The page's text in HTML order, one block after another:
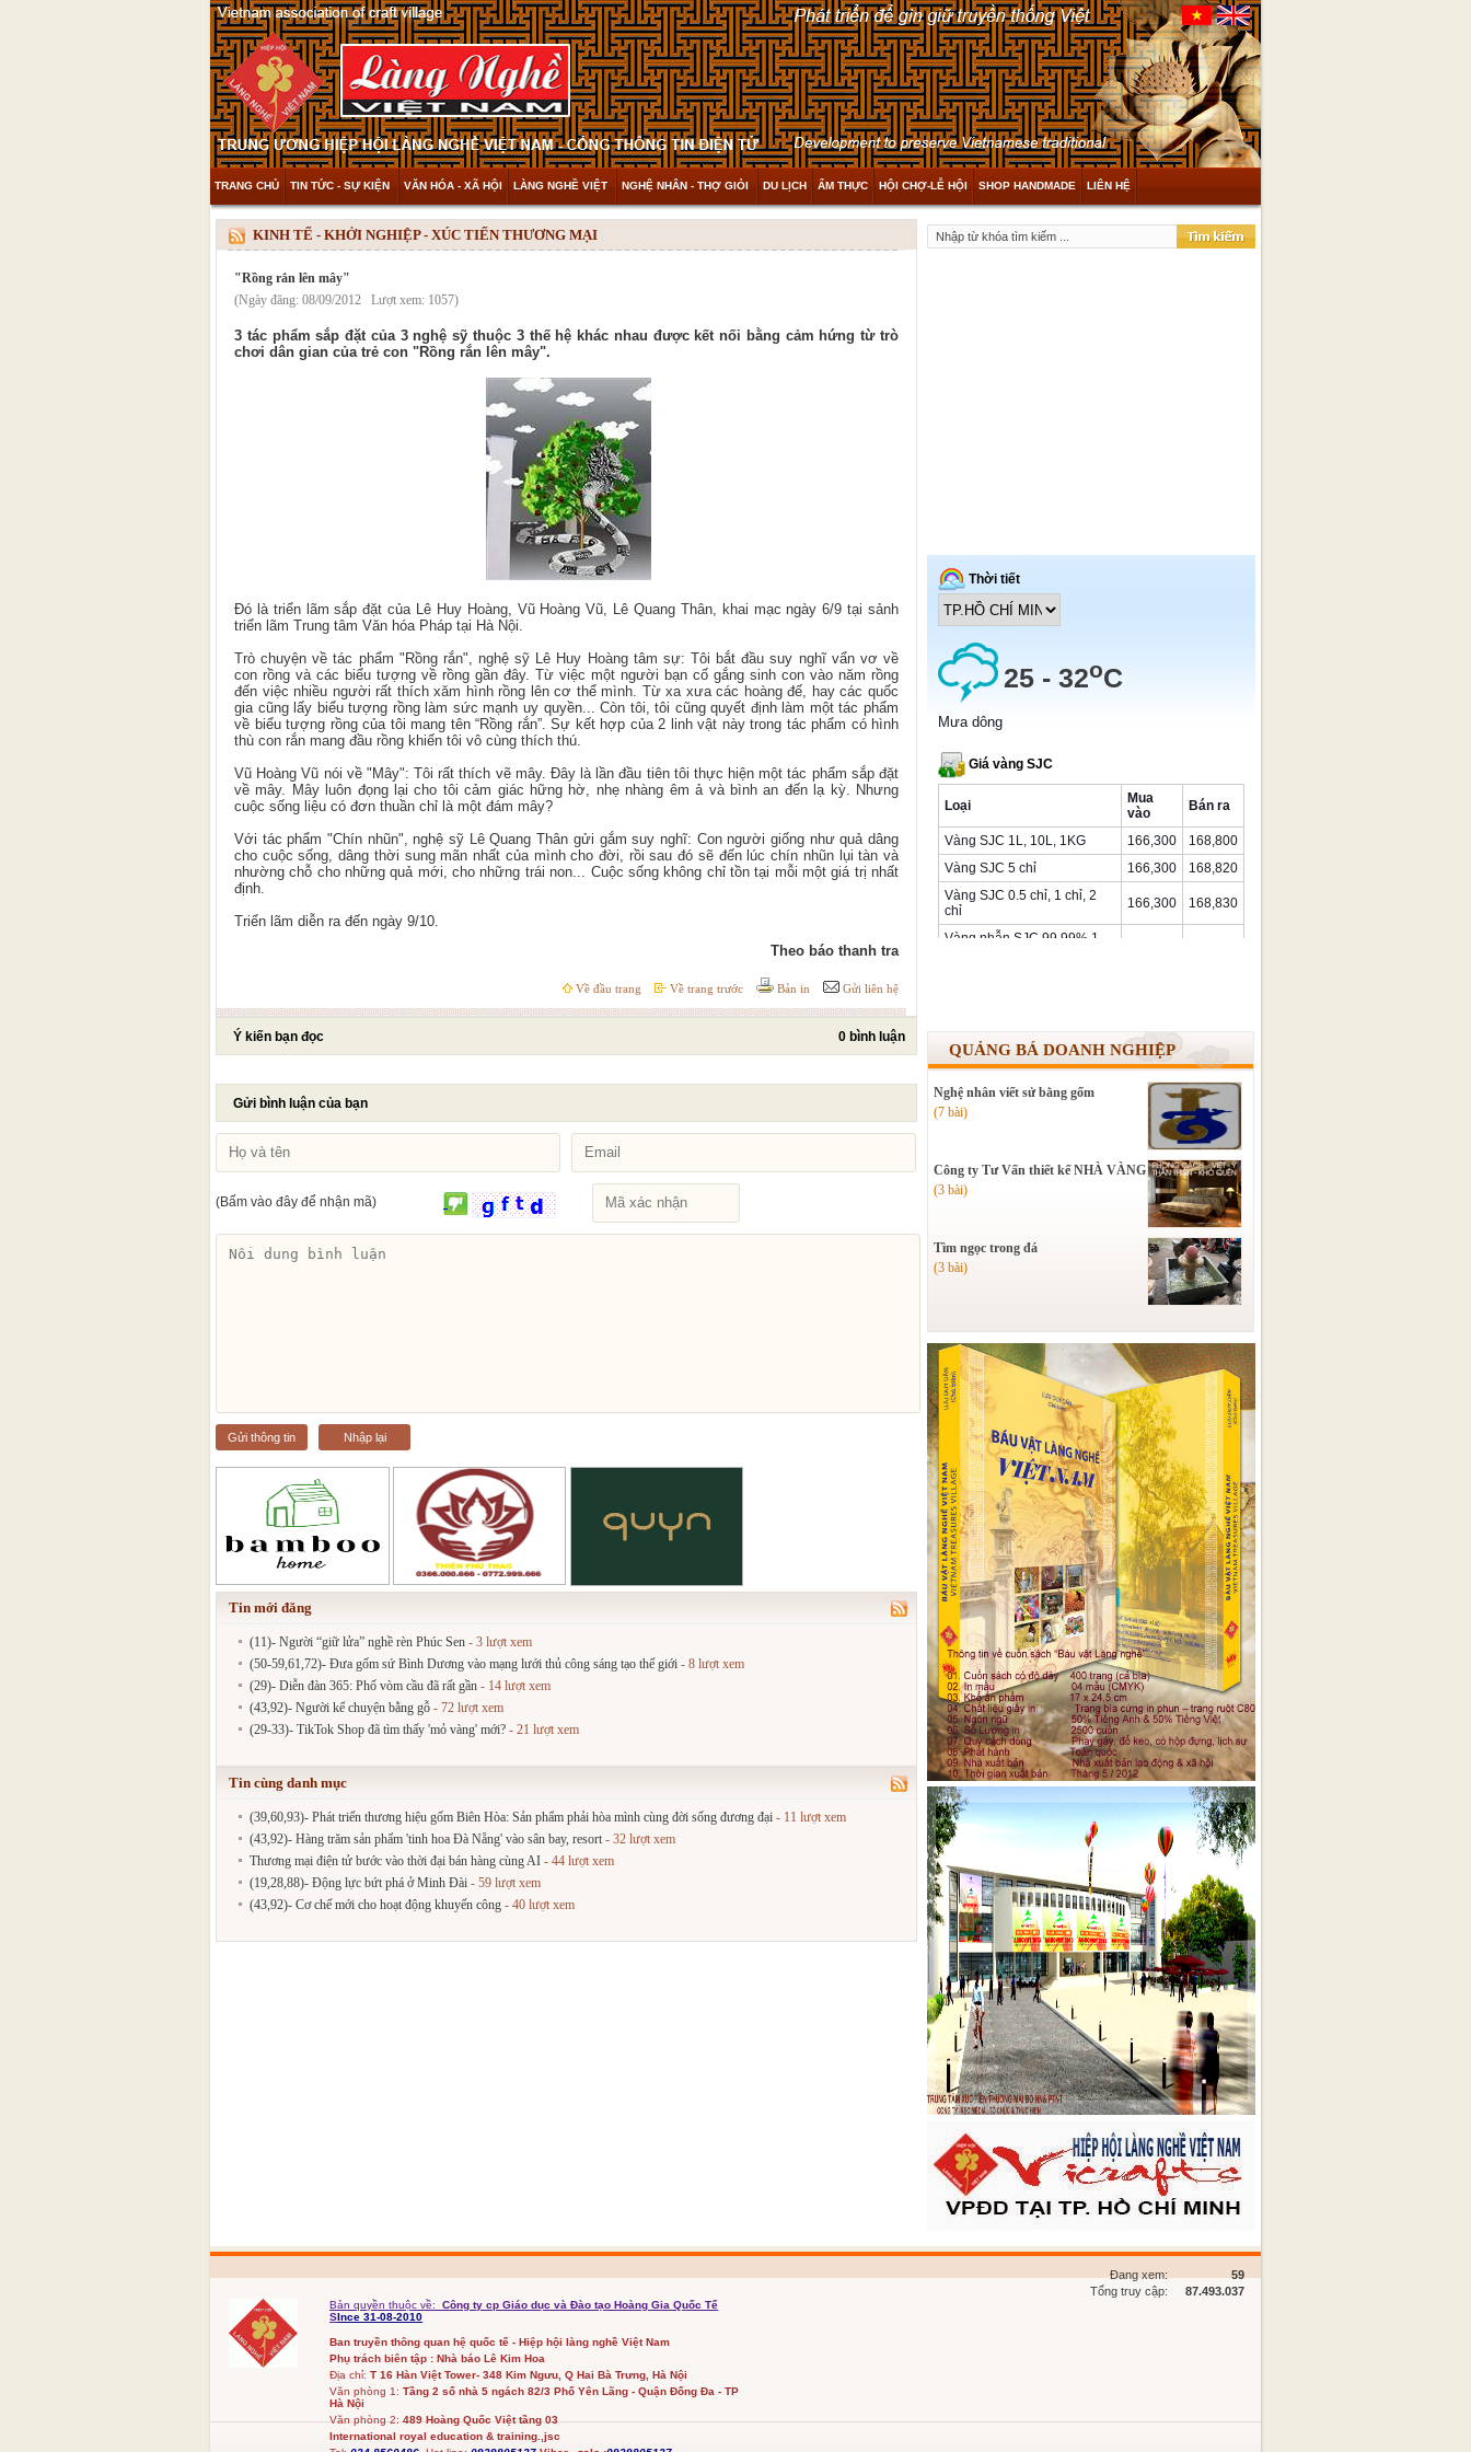
TRANG CHỦ TIN TỨC - SỰ KIỆN VĂN HÓA - XÃ HỘI LÀNG NGHỀ VIỆT NGHỆ NHÂN - THỢ GIỎI DU LỊCH ẨM THỰC HỘI CHỢ-LỄ HỘI SHOP HANDMADE LIÊN HỆ
THAM KHẢO & KHÁM PHÁ VIDEO
KINH TẾ - KHỞI NGHIỆP - XÚC TIẾN THƯƠNG MẠI
"Rồng rắn lên mây"
(Ngày đăng: 08/09/2012 Lượt xem: 1057)
3 tác phẩm sắp đặt của 3 nghệ sỹ thuộc 3 thế hệ khác nhau được kết nối bằng cảm hứng từ trò
chơi dân gian của trẻ con "Rồng rắn lên mây".
Đó là triển lãm sắp đặt của Lê Huy Hoàng, Vũ Hoàng Vũ, Lê Quang Thân, khai mạc ngày 6/9 tại sảnh
triển lãm Trung tâm Văn hóa Pháp tại Hà Nội.
Trò chuyện về tác phẩm "Rồng rắn", nghệ sỹ Lê Huy Hoàng tâm sự: Tôi bắt đầu suy nghĩ vẩn vơ về
con rồng và các biểu tượng về rồng gần đây. Từ việc một người bạn cố gắng sinh con vào năm rồng
đến việc nhiều người rất thích xăm hình rồng lên cơ thể mình. Từ xa xưa các hoàng đế, hay các quốc
gia cũng lấy biểu tượng rồng làm sức mạnh uy quyền... Còn tôi, tôi cũng quyết định làm một tác phẩm
về biểu tượng rồng của tôi mang tên “Rồng rắn”. Sự kết hợp của 2 linh vật này trong tác phẩm có hình
thù con rắn mang đầu rồng khiến tôi vô cùng thích thú.
Vũ Hoàng Vũ nói về "Mây": Tôi rất thích vẽ mây. Đây là lần đầu tiên tôi thực hiện một tác phẩm sắp đặt
về mây. Mây luôn đọng lại cho tôi cảm giác hững hờ, nhẹ nhàng êm ả và bình an đến lạ kỳ. Nhưng
cuộc sống liệu có đơn thuần chỉ là một đám mây?
Với tác phẩm "Chín nhũn", nghệ sỹ Lê Quang Thân gửi gắm suy nghĩ: Con người giống như quả dâng
cho cuộc sống, dâng thời sung mãn nhất của mình cho đời, rồi sau đó sẽ đến lúc chín nhũn lụi tàn và
nhường chỗ cho những quả mới, cho những trái non... Cuộc sống không chỉ tồn tại mỗi một giá trị nhất
định.
Triển lãm diễn ra đến ngày 9/10.
Theo báo thanh tra
Về đầu trang Về trang trước Bản in Gửi liên hệ
Ý kiến bạn đọc 0 bình luận
Gửi bình luận của bạn
(Bấm vào đây để nhận mã)
Gửi thông tin Nhập lại
Tin mới đăng
(11)- Người “giữ lửa” nghề rèn Phúc Sen - 3 lượt xem
(50-59,61,72)- Đưa gốm sứ Bình Dương vào mạng lưới thủ công sáng tạo thế giới - 8 lượt xem
(29)- Diễn đàn 365: Phố vòm cầu đã rất gần - 14 lượt xem
(43,92)- Người kể chuyện bằng gỗ - 72 lượt xem
(29-33)- TikTok Shop đã tìm thấy 'mỏ vàng' mới? - 21 lượt xem
Tin cùng danh mục
(39,60,93)- Phát triển thương hiệu gốm Biên Hòa: Sản phẩm phải hòa mình cùng đời sống đương đại - 11 lượt xem
(43,92)- Hàng trăm sản phẩm 'tinh hoa Đà Nẵng' vào sân bay, resort - 32 lượt xem
Thương mại điện tử bước vào thời đại bán hàng cùng AI - 44 lượt xem
(19,28,88)- Động lực bứt phá ở Minh Đài - 59 lượt xem
(43,92)- Cơ chế mới cho hoạt động khuyến công - 40 lượt xem
QUẢNG BÁ DOANH NGHIỆP
Nghệ nhân viết sử bằng gốm
(7 bài)
Công ty Tư Vấn thiết kế NHÀ VÀNG
(3 bài)
Tìm ngọc trong đá
(3 bài)
Bản quyền thuộc về:
Công ty cp Giáo dục và Đào tạo Hoàng Gia Quốc Tế
SInce 31-08-2010
Ban truyền thông quan hệ quốc tế - Hiệp hội làng nghề Việt Nam
Phụ trách biên tập : Nhà báo Lê Kim Hoa
Địa chỉ: T 16 Hàn Việt Tower- 348 Kim Ngưu, Q Hai Bà Trưng, Hà Nội
Văn phòng 1:Tầng 2 số nhà 5 ngách 82/3 Phố Yên Lãng - Quận Đống Đa - TP
Hà Nội
Văn phòng 2:489 Hoàng Quốc Việt tầng 03
International royal education & training.,jsc
59
Đang xem:
87.493.037
Tổng truy cập: